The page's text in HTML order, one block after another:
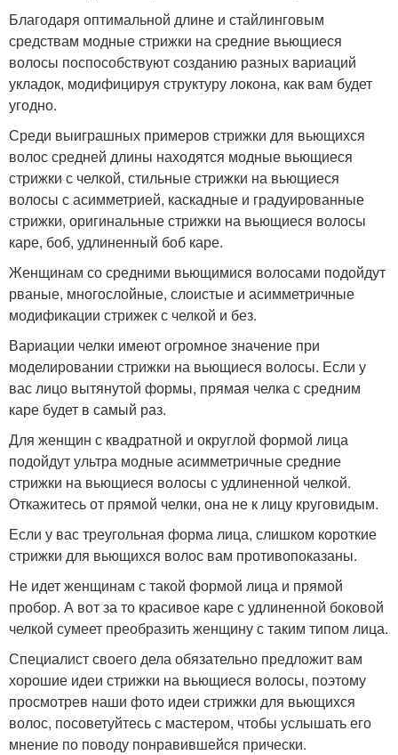
Благодаря оптимальной длине и стайлинговым
средствам модные стрижки на средние вьющиеся
волосы поспособствуют созданию разных вариаций
укладок, модифицируя структуру локона, как вам будет
угодно.
Среди выиграшных примеров стрижки для вьющихся
волос средней длины находятся модные вьющиеся
стрижки с челкой, стильные стрижки на вьющиеся
волосы с асимметрией, каскадные и градуированные
стрижки, оригинальные стрижки на вьющиеся волосы
каре, боб, удлиненный боб каре.
Женщинам со средними вьющимися волосами подойдут
рваные, многослойные, слоистые и асимметричные
модификации стрижек с челкой и без.
Вариации челки имеют огромное значение при
моделировании стрижки на вьющиеся волосы. Если у
вас лицо вытянутой формы, прямая челка с средним
каре будет в самый раз.
Для женщин с квадратной и округлой формой лица
подойдут ультра модные асимметричные средние
стрижки на вьющиеся волосы с удлиненной челкой.
Откажитесь от прямой челки, она не к лицу круговидым.
Если у вас треугольная форма лица, слишком короткие
стрижки для вьющихся волос вам противопоказаны.
Не идет женщинам с такой формой лица и прямой
пробор. А вот за то красивое каре с удлиненной боковой
челкой сумеет преобразить женщину с таким типом лица.
Специалист своего дела обязательно предложит вам
хорошие идеи стрижки на вьющиеся волосы, поэтому
просмотрев наши фото идеи стрижки для вьющихся
волос, посоветуйтесь с мастером, чтобы услышать его
мнение по поводу понравившейся прически.